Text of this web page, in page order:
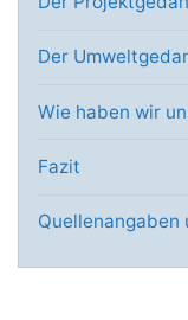
Der
Wie haben wir
Fazit